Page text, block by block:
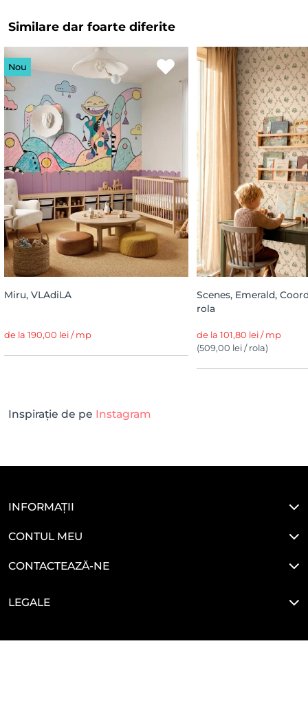
Similare dar foarte diferite
Nou
Miru, VLAdiLA
de la 190,00 lei / mp
Scenes, Emerald,
rola
de la 101,80 lei / mp
(509,00 lei / rola)
Inspirație de pe Instagram
INFORMAȚII
CONTUL MEU
CONTACTEAZĂ-NE
LEGALE